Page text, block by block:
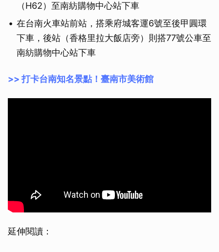
（H62）至南紡購物中心站下車
在台南火車站前站，搭乘府城客運6號至後甲圓環
下車，後站（香格里拉大飯店旁）則搭77號公車至
南紡購物中心站下車
>> 打卡台南知名景點！臺南市美術館
延伸閱讀：